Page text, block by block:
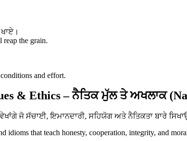
the grain.
and effort.
& Ethics – ਨੈਤਿਕ ਮੁੱਲ ਤੇ ਅਖਲਾਕ
ਜੋ ਸੱਚਾਈ, ਇਮਾਨਦਾਰੀ, ਸਹਿਯੋਗ ਅਤੇ ਨੈਤਿਕਤਾ ਬਾਰੇ
idioms that teach honesty, cooperation, integrity, and